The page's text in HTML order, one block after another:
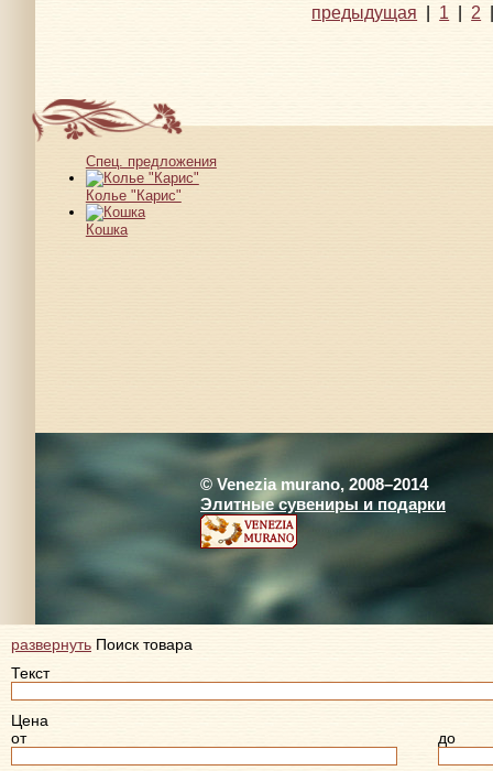
предыдущая | 1 | 2
Спец. предложения
Колье "Карис"
Кошка
© Venezia murano, 2008–2014
Элитные сувениры и подарки
развернуть Поиск товара
Текст
Цена
от
до